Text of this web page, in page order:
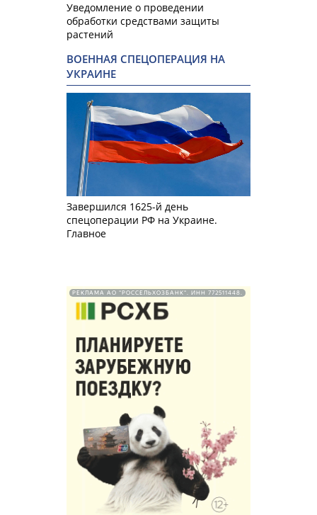
Уведомление о проведении
обработки средствами защиты
растений
ВОЕННАЯ СПЕЦОПЕРАЦИЯ НА
УКРАИНЕ
Завершился 1625-й день
спецоперации РФ на Украине.
Главное
РЕКЛАМА АО "РОССЕЛЬХОЗБАНК". ИНН 772511448.